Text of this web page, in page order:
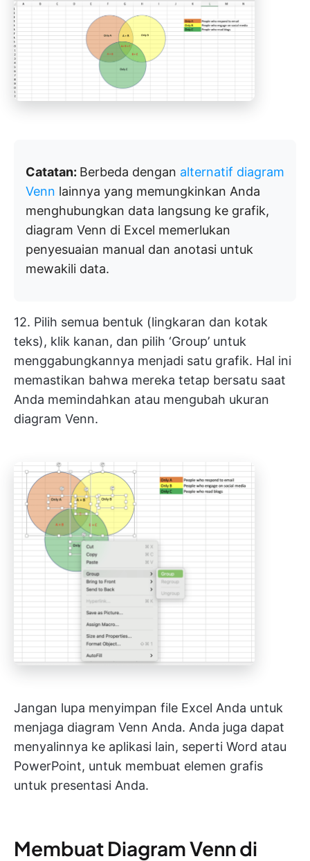
Catatan: Berbeda dengan alternatif diagram
Venn lainnya yang memungkinkan Anda
menghubungkan data langsung ke grafik,
diagram Venn di Excel memerlukan
penyesuaian manual dan anotasi untuk
mewakili data.
12. Pilih semua bentuk (lingkaran dan kotak
teks), klik kanan, dan pilih ‘Group’ untuk
menggabungkannya menjadi satu grafik. Hal ini
memastikan bahwa mereka tetap bersatu saat
Anda memindahkan atau mengubah ukuran
diagram Venn.
Jangan lupa menyimpan file Excel Anda untuk
menjaga diagram Venn Anda. Anda juga dapat
menyalinnya ke aplikasi lain, seperti Word atau
PowerPoint, untuk membuat elemen grafis
untuk presentasi Anda.
Membuat Diagram Venn di